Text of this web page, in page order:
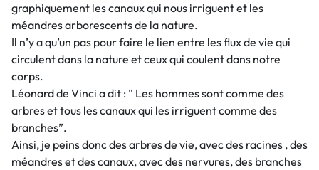
graphiquement les canaux qui nous irriguent et les
méandres arborescents de la nature.
Il n’y a qu’un pas pour faire le lien entre les flux de vie qui
circulent dans la nature et ceux qui coulent dans notre
corps.
Léonard de Vinci a dit : ” Les hommes sont comme des
arbres et tous les canaux qui les irriguent comme des
branches”.
Ainsi, je peins donc des arbres de vie, avec des racines , des
méandres et des canaux, avec des nervures, des branches